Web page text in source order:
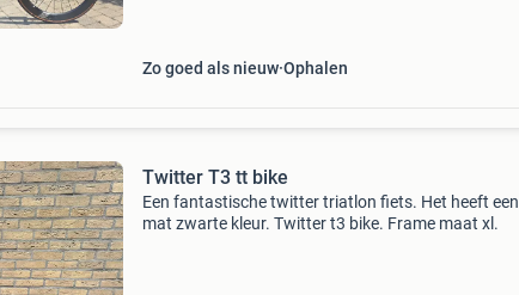
Zo goed als nieuw Ophalen
Twitter T3 tt bike
Een fantastische twitter triatlon fiets. Het heeft een
mat zwarte kleur. Twitter t3 bike. Frame maat xl.